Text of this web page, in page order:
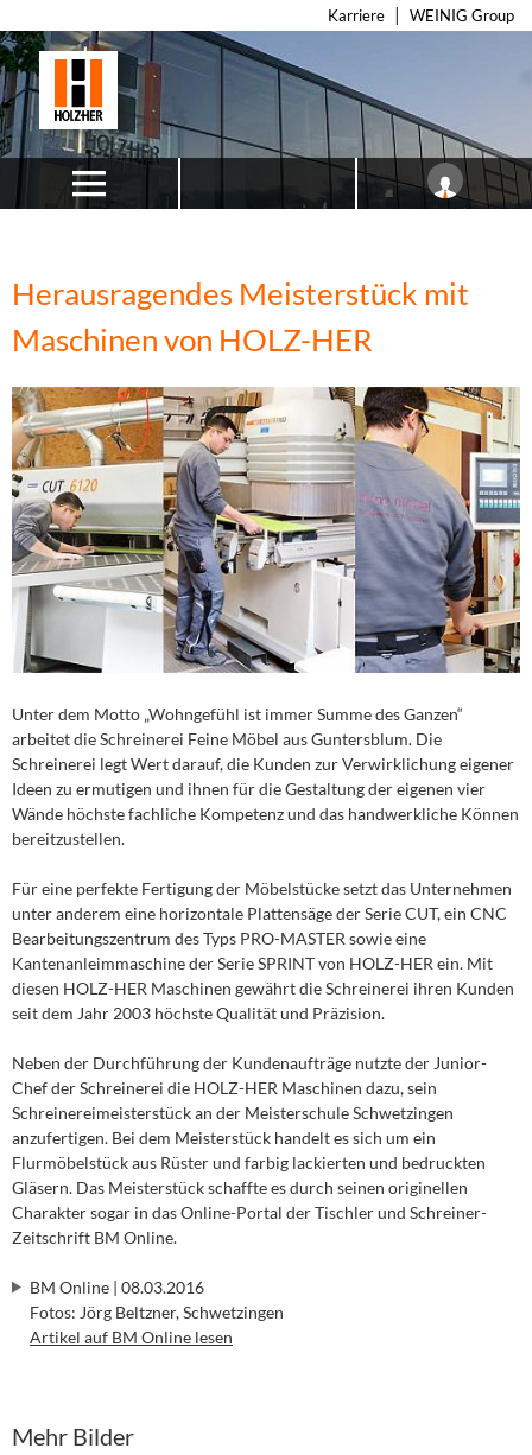
Karriere WEINIG Group
Herausragendes Meisterstück mit
Maschinen von HOLZ-HER
Unter dem Motto „Wohngefühl ist immer Summe des Ganzen“
arbeitet die Schreinerei Feine Möbel aus Guntersblum. Die
Schreinerei legt Wert darauf, die Kunden zur Verwirklichung eigener
Ideen zu ermutigen und ihnen für die Gestaltung der eigenen vier
Wände höchste fachliche Kompetenz und das handwerkliche Können
bereitzustellen.
Für eine perfekte Fertigung der Möbelstücke setzt das Unternehmen
unter anderem eine horizontale Plattensäge der Serie CUT, ein CNC
Bearbeitungszentrum des Typs PRO-MASTER sowie eine
Kantenanleimmaschine der Serie SPRINT von HOLZ-HER ein. Mit
diesen HOLZ-HER Maschinen gewährt die Schreinerei ihren Kunden
seit dem Jahr 2003 höchste Qualität und Präzision.
Neben der Durchführung der Kundenaufträge nutzte der Junior-
Chef der Schreinerei die HOLZ-HER Maschinen dazu, sein
Schreinereimeisterstück an der Meisterschule Schwetzingen
anzufertigen. Bei dem Meisterstück handelt es sich um ein
Flurmöbelstück aus Rüster und farbig lackierten und bedruckten
Gläsern. Das Meisterstück schaffte es durch seinen originellen
Charakter sogar in das Online-Portal der Tischler und Schreiner-
Zeitschrift BM Online.
BM Online | 08.03.2016
Fotos: Jörg Beltzner, Schwetzingen
Artikel auf BM Online lesen
Mehr Bilder